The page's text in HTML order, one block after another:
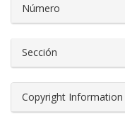
Número
Sección
Copyright Information